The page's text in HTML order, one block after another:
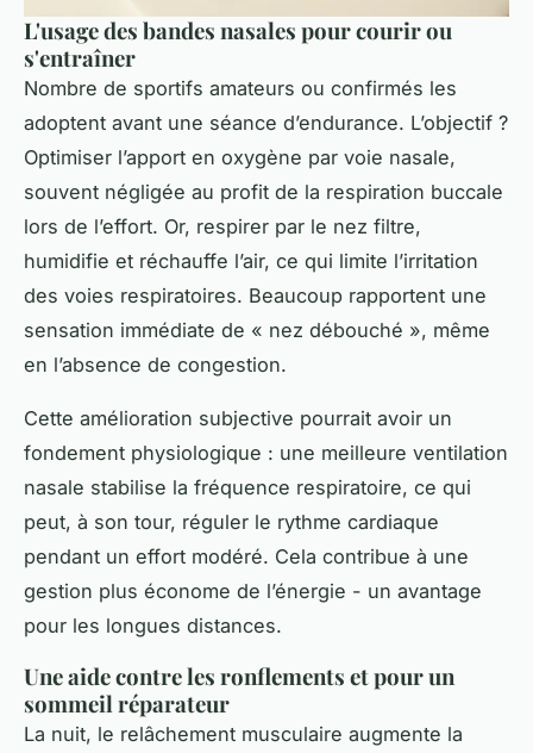
L'usage des bandes nasales pour courir ou
s'entraîner
Nombre de sportifs amateurs ou confirmés les
adoptent avant une séance d’endurance. L’objectif ?
Optimiser l’apport en oxygène par voie nasale,
souvent négligée au profit de la respiration buccale
lors de l’effort. Or, respirer par le nez filtre,
humidifie et réchauffe l’air, ce qui limite l’irritation
des voies respiratoires. Beaucoup rapportent une
sensation immédiate de « nez débouché », même
en l’absence de congestion.
Cette amélioration subjective pourrait avoir un
fondement physiologique : une meilleure ventilation
nasale stabilise la fréquence respiratoire, ce qui
peut, à son tour, réguler le rythme cardiaque
pendant un effort modéré. Cela contribue à une
gestion plus économe de l’énergie - un avantage
pour les longues distances.
Une aide contre les ronflements et pour un
sommeil réparateur
La nuit, le relâchement musculaire augmente la